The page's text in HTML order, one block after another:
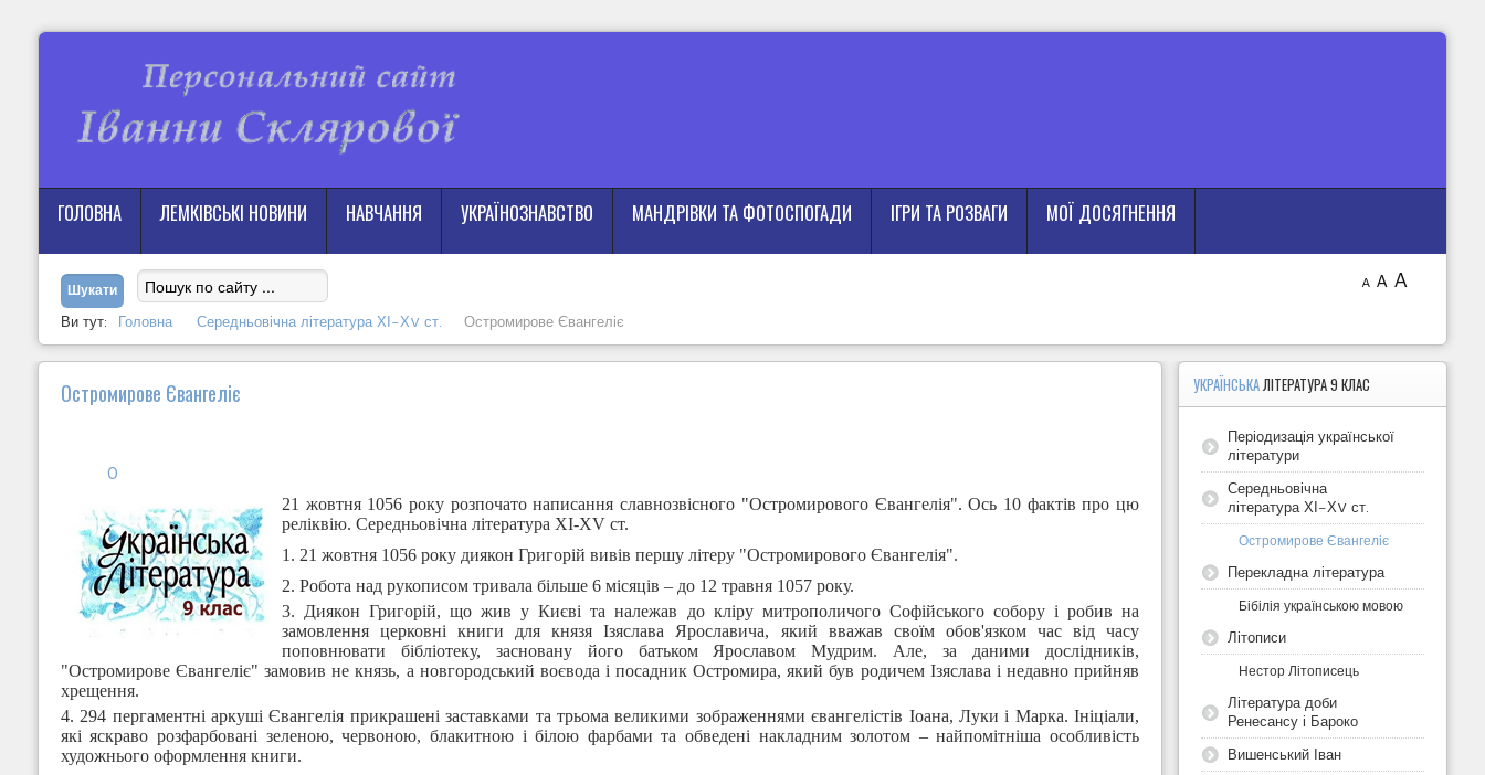
ГОЛОВНА ЛЕМКІВСЬКІ НОВИНИ НАВЧАННЯ УКРАЇНОЗНАВСТВО МАНДРІВКИ ТА ФОТОСПОГАДИ ІГРИ ТА РОЗВАГИ МОЇ ДОСЯГНЕННЯ
Ви тут: Головна Середньовічна література ХІ-ХV ст. Остромирове Євангеліє
A A A
Остромирове Євангеліє
0
21 жовтня 1056 року розпочато написання славнозвісного "Остромирового Євангелія". Ось 10 фактів про цю
реліквію. Середньовічна література XI-XV ст.
1. 21 жовтня 1056 року диякон Григорій вивів першу літеру "Остромирового Євангелія".
2. Робота над рукописом тривала більше 6 місяців – до 12 травня 1057 року.
3. Диякон Григорій, що жив у Києві та належав до кліру митрополичого Софійського собору і робив на
замовлення церковні книги для князя Ізяслава Ярославича, який вважав своїм обов'язком час від часу
поповнювати бібліотеку, засновану його батьком Ярославом Мудрим. Але, за даними дослідників,
"Остромирове Євангеліє" замовив не князь, а новгородський воєвода і посадник Остромира, який був родичем Ізяслава і недавно прийняв
хрещення.
4. 294 пергаментні аркуші Євангелія прикрашені заставками та трьома великими зображеннями євангелістів Іоана, Луки і Марка. Ініціали,
які яскраво розфарбовані зеленою, червоною, блакитною і білою фарбами та обведені накладним золотом – найпомітніша особливість
художнього оформлення книги.
УКРАЇНСЬКАЛІТЕРАТУРА 9 КЛАС
Періодизація української
літератури
Середньовічна
література ХІ-ХV ст.
Остромирове Євангеліє
Перекладна література
Бібілія українською мовою
Літописи
Нестор Літописець
Література доби
Ренесансу і Бароко
Вишенський Іван